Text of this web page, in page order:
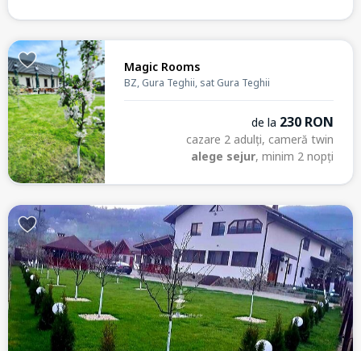
Magic Rooms
BZ, Gura Teghii, sat Gura Teghii
de la 230 RON
cazare 2 adulți, cameră twin
alege sejur, minim 2 nopți